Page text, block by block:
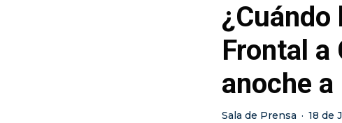
¿Cuándo
Frontal a
anoche a
Sala de Prensa · 18 de